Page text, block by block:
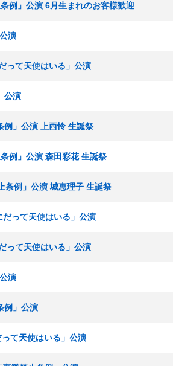
例」公演 6月生まれのお客様歓迎
演
って天使はいる」公演
公演
例」公演 上西怜 生誕祭
例」公演 森田彩花 生誕祭
条例」公演 城恵理子 生誕祭
って天使はいる」公演
って天使はいる」公演
演
例」公演
て天使はいる」公演